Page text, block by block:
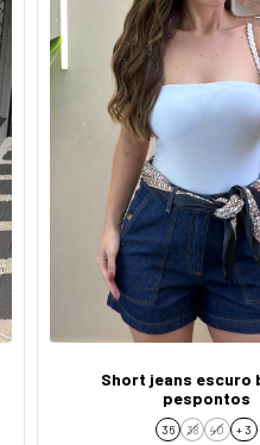
Short jeans escuro
pespontos
36 38 40 + 3